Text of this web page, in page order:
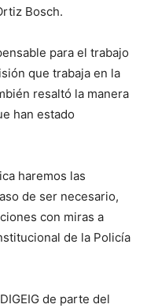
Bosch.
para el trabajo
que trabaja en la
resaltó la manera
han estado
haremos las
de ser necesario,
con miras a
de la Policía
de parte del